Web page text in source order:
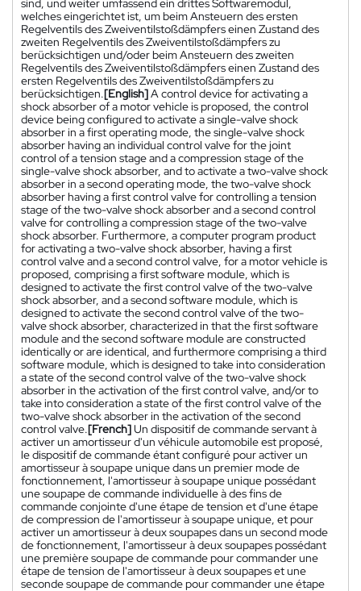
sind, und weiter umfassend ein drittes Softwaremodul,
welches eingerichtet ist, um beim Ansteuern des ersten
Regelventils des Zweiventilstoßdämpfers einen Zustand des
zweiten Regelventils des Zweiventilstoßdämpfers zu
berücksichtigen und/oder beim Ansteuern des zweiten
Regelventils des Zweiventilstoßdämpfers einen Zustand des
ersten Regelventils des Zweiventilstoßdämpfers zu
berücksichtigen.[English]A control device for activating a
shock absorber of a motor vehicle is proposed, the control
device being configured to activate a single-valve shock
absorber in a first operating mode, the single-valve shock
absorber having an individual control valve for the joint
control of a tension stage and a compression stage of the
single-valve shock absorber, and to activate a two-valve shock
absorber in a second operating mode, the two-valve shock
absorber having a first control valve for controlling a tension
stage of the two-valve shock absorber and a second control
valve for controlling a compression stage of the two-valve
shock absorber. Furthermore, a computer program product
for activating a two-valve shock absorber, having a first
control valve and a second control valve, for a motor vehicle is
proposed, comprising a first software module, which is
designed to activate the first control valve of the two-valve
shock absorber, and a second software module, which is
designed to activate the second control valve of the two-
valve shock absorber, characterized in that the first software
module and the second software module are constructed
identically or are identical, and furthermore comprising a third
software module, which is designed to take into consideration
a state of the second control valve of the two-valve shock
absorber in the activation of the first control valve, and/or to
take into consideration a state of the first control valve of the
two-valve shock absorber in the activation of the second
control valve.[French]Un dispositif de commande servant à
activer un amortisseur d'un véhicule automobile est proposé,
le dispositif de commande étant configuré pour activer un
amortisseur à soupape unique dans un premier mode de
fonctionnement, l'amortisseur à soupape unique possédant
une soupape de commande individuelle à des fins de
commande conjointe d'une étape de tension et d'une étape
de compression de l'amortisseur à soupape unique, et pour
activer un amortisseur à deux soupapes dans un second mode
de fonctionnement, l'amortisseur à deux soupapes possédant
une première soupape de commande pour commander une
étape de tension de l'amortisseur à deux soupapes et une
seconde soupape de commande pour commander une étape